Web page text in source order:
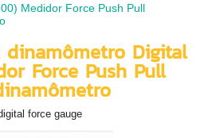
Medidor Force Push Pull
dinamômetro Digital
Force Push Pull
force gauge